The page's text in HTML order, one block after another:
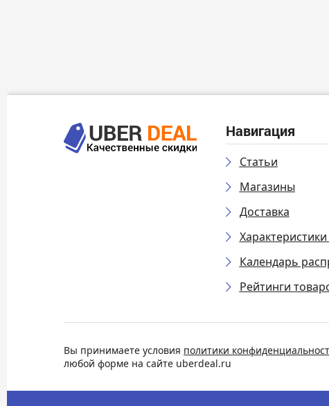
Навигация
Статьи
Магазины
Доставка
Календарь
Рейтинги
Вы принимаете условия политики
любой форме на сайте uberdeal.ru